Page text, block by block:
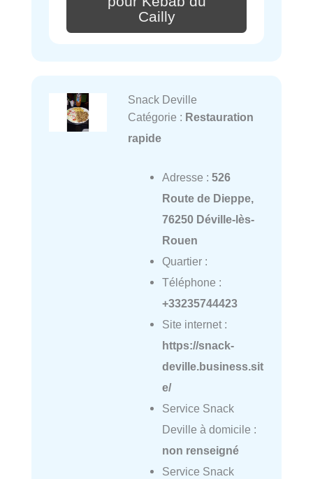
Cailly
Snack Deville
Catégorie : Restauration
rapide
Adresse : 526
Route de Dieppe,
76250 Déville-lès-
Rouen
Quartier :
Téléphone :
+33235744423
Site internet :
https://snack-
deville.business.sit
e/
Service Snack
Deville à domicile :
non renseigné
Service Snack